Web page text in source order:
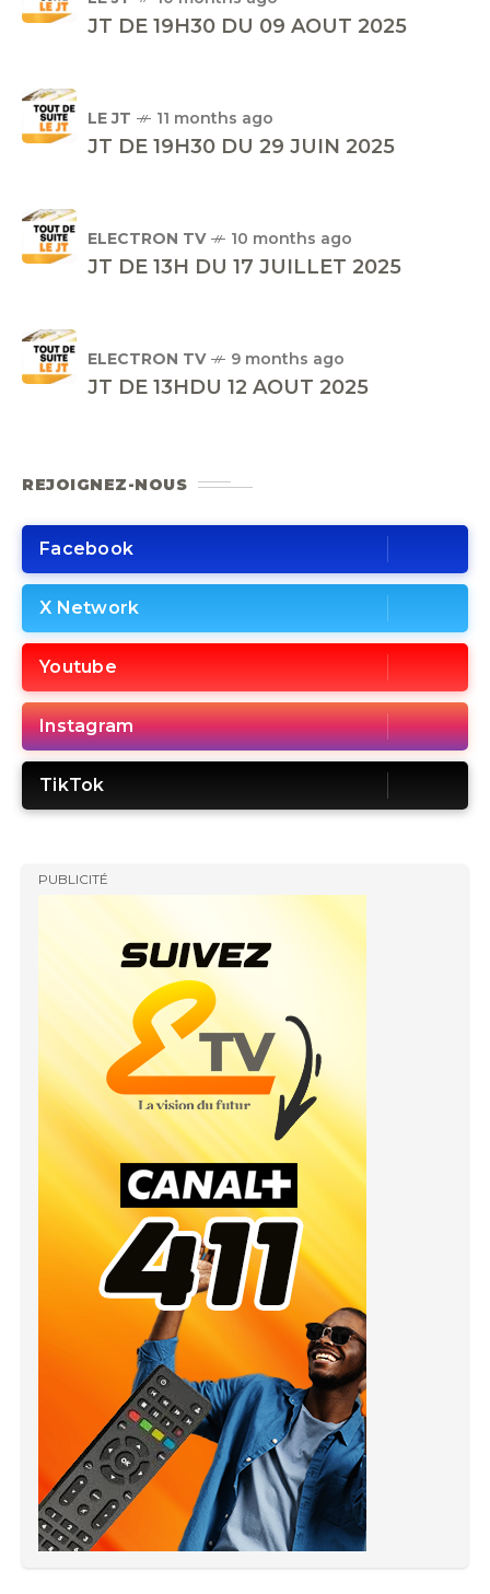
JT DE 19H30 DU 09 AOUT 2025
LE JT 11 months ago
JT DE 19H30 DU 29 JUIN 2025
ELECTRON TV 10 months ago
JT DE 13H DU 17 JUILLET 2025
ELECTRON TV 9 months ago
JT DE 13HDU 12 AOUT 2025
REJOIGNEZ-NOUS
Facebook
X Network
Youtube
Instagram
TikTok
PUBLICITÉ